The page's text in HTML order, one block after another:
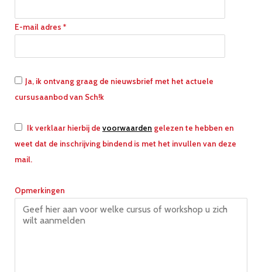
E-mail adres *
Ja, ik ontvang graag de nieuwsbrief met het actuele
cursusaanbod van Sch!k
Ik verklaar hierbij de voorwaarden gelezen te hebben en
weet dat de inschrijving bindend is met het invullen van deze
mail.
Opmerkingen